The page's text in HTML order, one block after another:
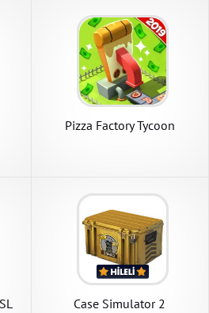
Pizza Factory Tycoon
Case Simulator 2